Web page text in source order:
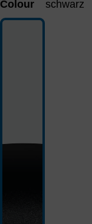
Colour schwarz